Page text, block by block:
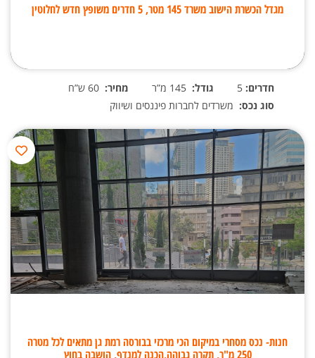
מגדל הכשרת הישוב משרד 145 מטר, 5 חדרים משופץ חדש לחלוטין
חדרים: גודל: מחיר:
סוג נכס: משרדים לחברות פיננסים ושיווק
חנות- נכס מסחרי במיקום הכי מרכזי בבורסה רמת גן מתאים לכל מטרה
250 מ"ר, תקרה גבוהה,הכנה למנדף, הושבה בחוץ